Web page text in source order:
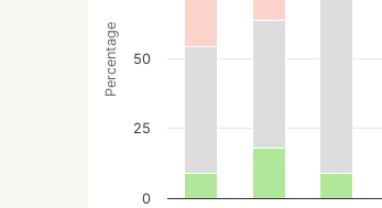
Percentage
0
25
50